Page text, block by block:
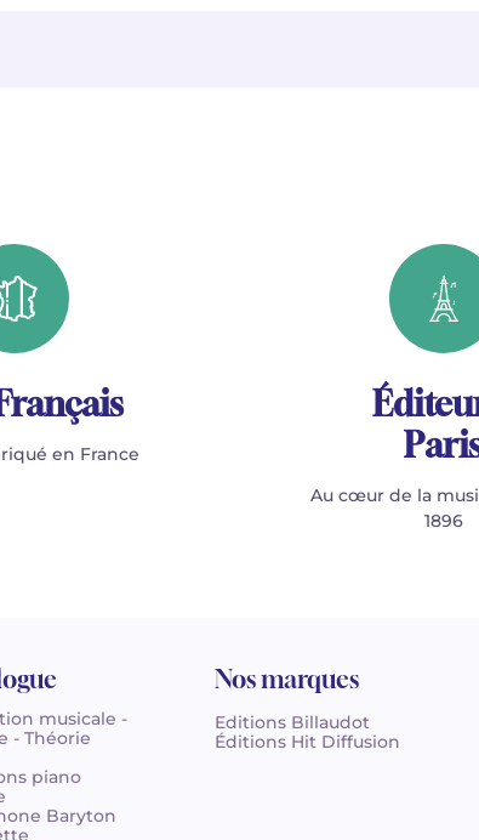
en France
Au cœur de la
1896
musicale -
- Théorie
piano
Baryton
Nos marques
Editions Billaudot
Éditions Hit Diffusion